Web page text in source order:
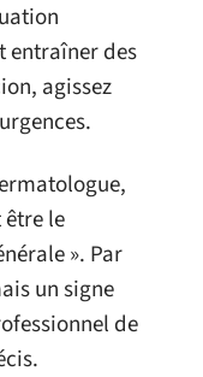
entraîner des
agissez
le
». Par
un signe
de